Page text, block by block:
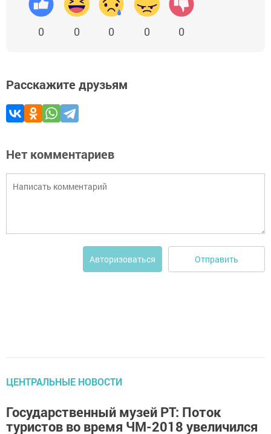
0 0 0 0 0
Расскажите друзьям
Нет комментариев
Авторизоваться Отправить
ЦЕНТРАЛЬНЫЕ НОВОСТИ
Государственный музей РТ: Поток
туристов во время ЧМ-2018 увеличился